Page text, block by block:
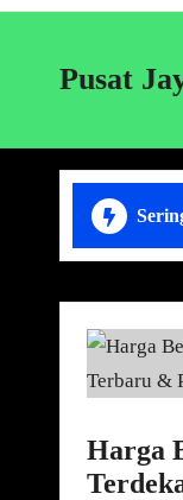
Pusat
Plafon
Harga